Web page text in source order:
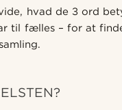
hvad de 3 ord
til fælles – for at